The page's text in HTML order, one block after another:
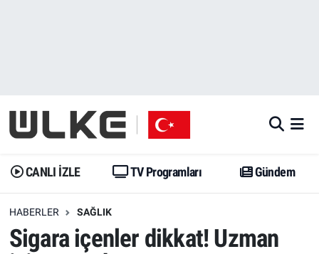
CANLI İZLE TV Programları Gündem
HABERLER SAĞLIK
Sigara içenler dikkat! Uzman
Gündem
Dünya
Erişim Bilgileri
Gündem
Trend
Erişim Bilgileri
İstanbul Namaz Vakitleri
Trafik Durumu
Erişim Bilgileri